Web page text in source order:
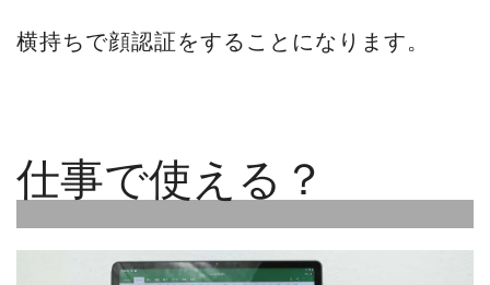
横持ちで顔認証をすることになります。
仕事で使える？